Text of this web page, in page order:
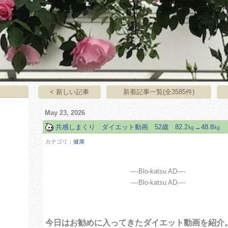
< 新しい記事 新着記事一覧(全3585件)
May 23, 2026
共感しまくり ダイエット動画 52歳 82.2㎏→48.8㎏
カテゴリ： 健康
----Blo-katsu AD----
----Blo-katsu AD----
今日はお勧めに入ってきたダイエット動画を紹介